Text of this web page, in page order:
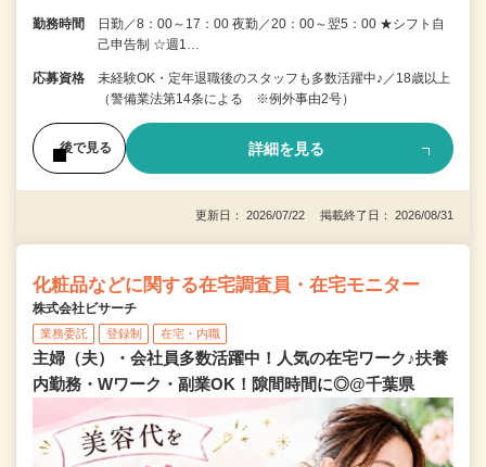
勤務時間
日勤／8：00～17：00 夜勤／20：00～翌5：00 ★シフト自
己申告制 ☆週1…
応募資格
未経験OK・定年退職後のスタッフも多数活躍中♪／18歳以上
（警備業法第14条による ※例外事由2号）
後で見る 詳細を見る
更新日： 2026/07/22 掲載終了日： 2026/08/31
化粧品などに関する在宅調査員・在宅モニター
株式会社ビサーチ
業務委託 登録制 在宅・内職
主婦（夫）・会社員多数活躍中！人気の在宅ワーク♪扶養
内勤務・Wワーク・副業OK！隙間時間に◎@千葉県